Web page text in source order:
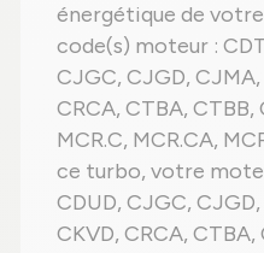
énergétique de
code(s) moteur :
CJGC, CJGD,
CRCA, CTBA, CTBB,
MCR.C, MCR.CA,
ce turbo, votre
CDUD, CJGC,
CKVD, CRCA,